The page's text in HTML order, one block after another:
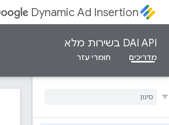
Dynamic Ad Insertion
DAI API בשירות מלא
מדריכים חומרי עזר